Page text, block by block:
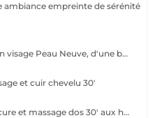
ambiance empreinte de sérénité
Ce pack est composé d'un soin visage Peau Neuve, d'une beauté des pieds et d'un massage "Escale à Marrakech" (1h de massage) déconnection et expérience sensorielle Pour récupérer un homme zen :-)
et cuir chevelu 30'
Duo beauté des pieds / manucure et massage dos 30' aux huiles chaudes